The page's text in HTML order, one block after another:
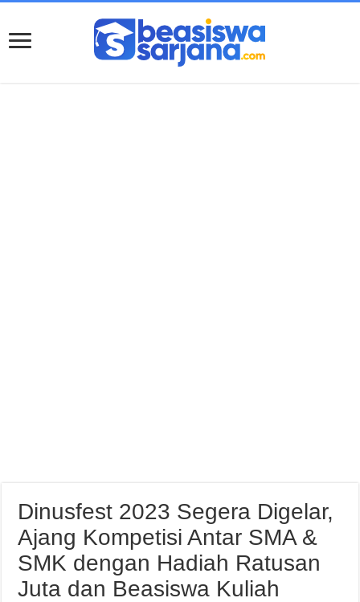
Dinusfest 2023 Segera Digelar,
Ajang Kompetisi Antar SMA &
SMK dengan Hadiah Ratusan
Juta dan Beasiswa Kuliah